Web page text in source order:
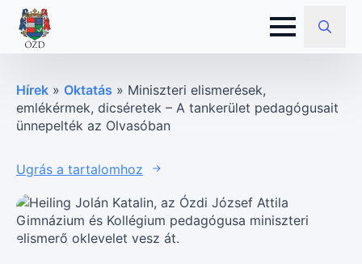
Search
Hírek » Oktatás » Miniszteri elismerések,
emlékérmek, dicséretek – A tankerület pedagógusait
ünnepelték az Olvasóban
Ugrás a tartalomhoz